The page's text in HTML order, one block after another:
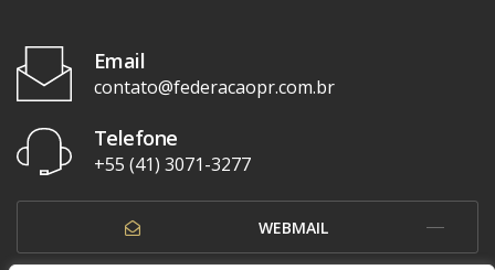
Email
contato@federacaopr.com.br
Telefone
+55 (41) 3071-3277
WEBMAIL